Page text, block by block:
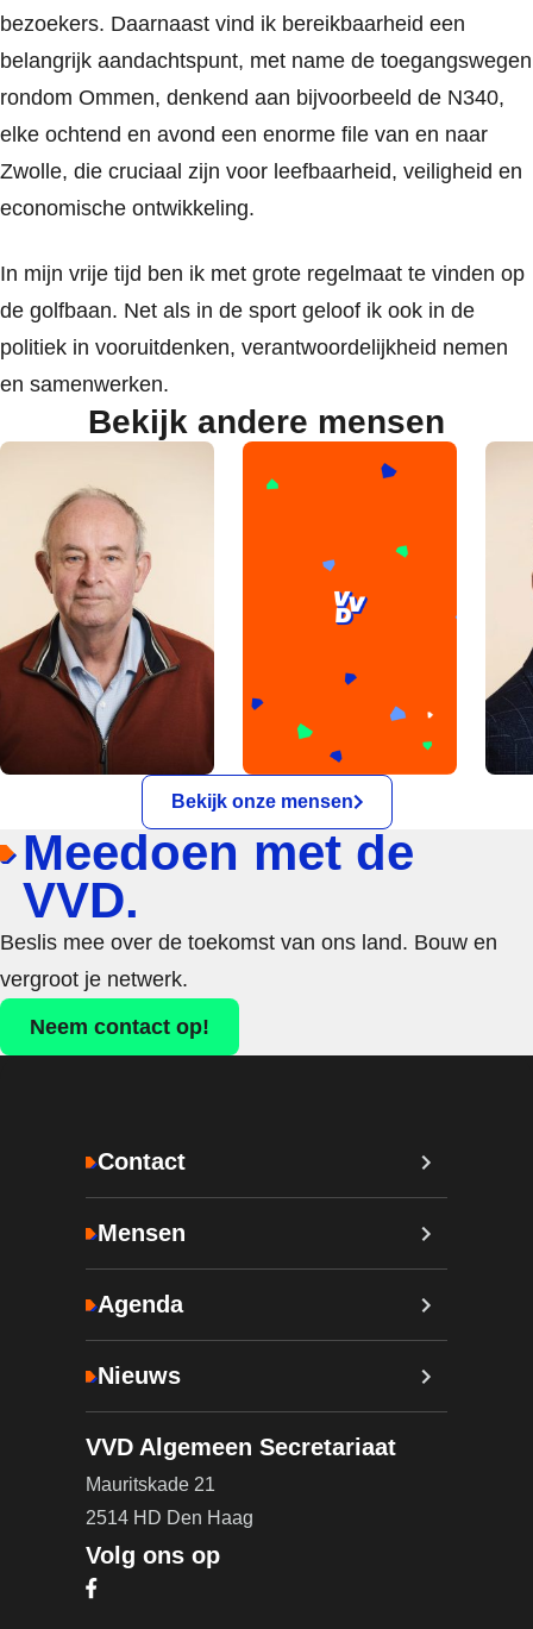
bezoekers. Daarnaast vind ik bereikbaarheid een
belangrijk aandachtspunt, met name de toegangswegen
rondom Ommen, denkend aan bijvoorbeeld de N340,
elke ochtend en avond een enorme file van en naar
Zwolle, die cruciaal zijn voor leefbaarheid, veiligheid en
economische ontwikkeling.
In mijn vrije tijd ben ik met grote regelmaat te vinden op
de golfbaan. Net als in de sport geloof ik ook in de
politiek in vooruitdenken, verantwoordelijkheid nemen
en samenwerken.
Bekijk andere mensen
Bekijk onze mensen
Meedoen met de
VVD.
Beslis mee over de toekomst van ons land. Bouw en
vergroot je netwerk.
Neem contact op!
Contact
Mensen
Agenda
Nieuws
VVD Algemeen Secretariaat
Mauritskade 21
2514 HD Den Haag
Volg ons op
Bezoek onze Facebook pagina (opent in nieuw